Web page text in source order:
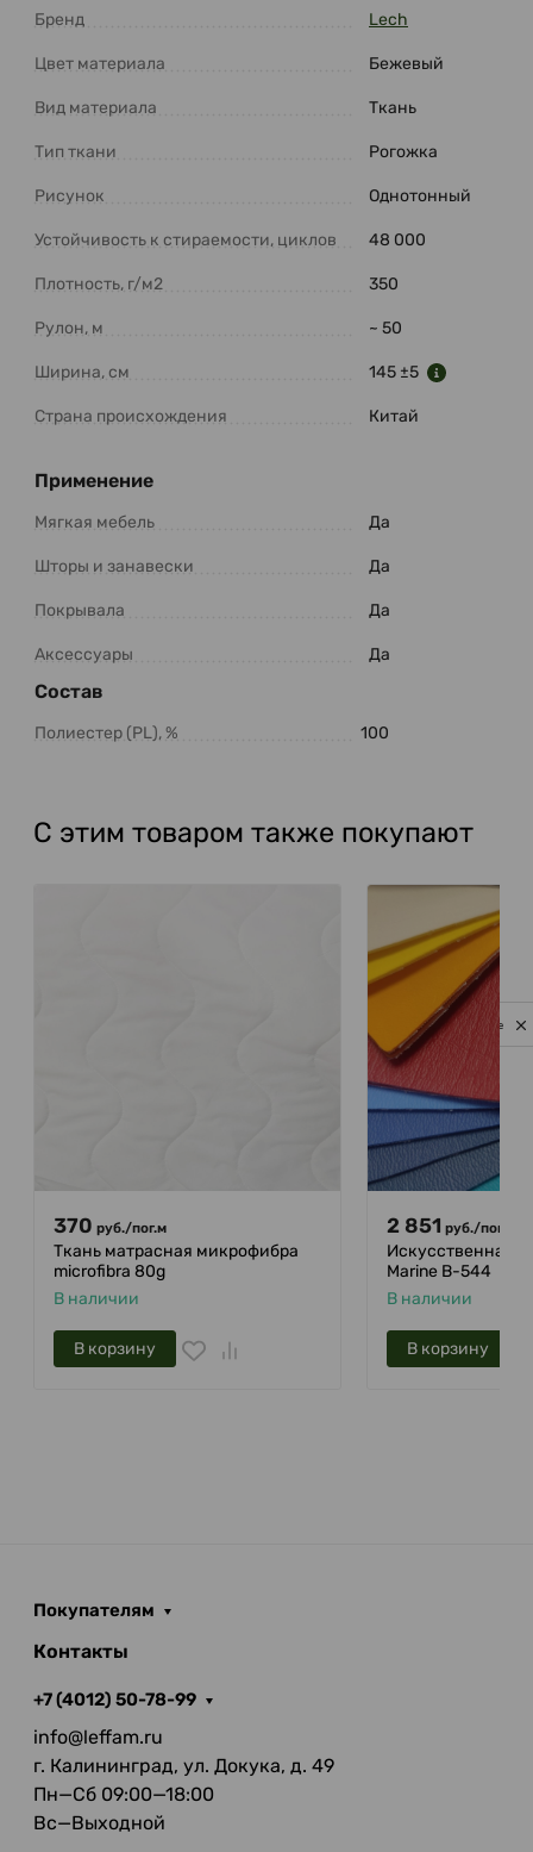
Бренд Lech
Цвет материала Бежевый
Вид материала Ткань
Тип ткани Рогожка
Рисунок Однотонный
Устойчивость к стираемости, циклов 48 000
Плотность, г/м2 350
Рулон, м ~ 50
Ширина, см 145 ±5
Страна происхождения Китай
Применение
Мягкая мебель Да
Шторы и занавески Да
Покрывала Да
Аксессуары Да
Состав
Полиестер (PL), % 100
С этим товаром также покупают
370 руб./пог.м
Ткань матрасная микрофибра
microfibra 80g
В наличии
В корзину
2 851 руб./пог.м
Искусственная
Marine B-544
В наличии
В корзину
Покупателям
Контакты
+7 (4012) 50-78-99
info@leffam.ru
г. Калининград, ул. Докука, д. 49
Пн—Сб 09:00—18:00
Вс—Выходной
Privacy notice